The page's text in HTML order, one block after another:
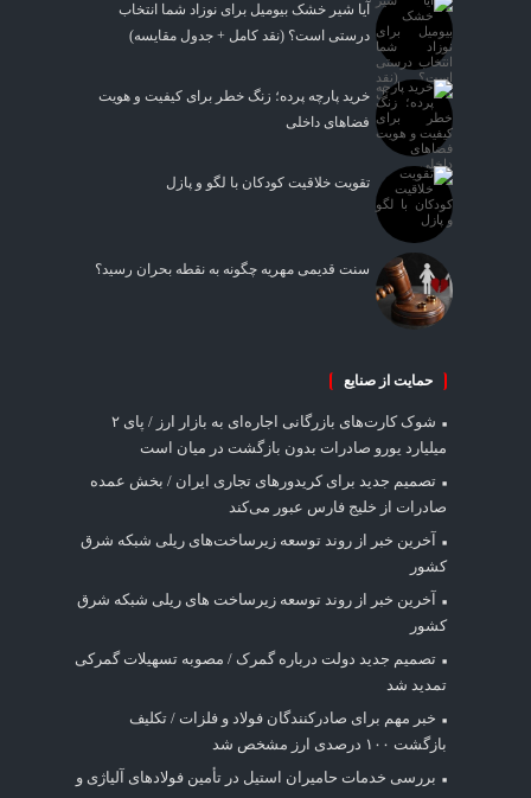
آیا شیر خشک بیومیل برای نوزاد شما انتخاب
درستی است؟ (نقد کامل + جدول مقایسه)
خرید پارچه پرده؛ زنگ خطر برای کیفیت و هویت
فضاهای داخلی
تقویت خلاقیت کودکان با لگو و پازل
سنت قدیمی مهریه چگونه به نقطه بحران رسید؟
حمایت از صنایع
شوک کارت‌های بازرگانی اجاره‌ای به بازار ارز / پای ۲
میلیارد یورو صادرات بدون بازگشت در میان است
تصمیم جدید برای کریدورهای تجاری ایران / بخش عمده
صادرات از خلیج فارس عبور می‌کند
آخرین خبر از روند توسعه زیرساخت‌های ریلی شبکه شرق
کشور
آخرین خبر از روند توسعه زیرساخت های ریلی شبکه شرق
کشور
تصمیم جدید دولت درباره گمرک / مصوبه تسهیلات گمرکی
تمدید شد
خبر مهم برای صادرکنندگان فولاد و فلزات / تکلیف
بازگشت ۱۰۰ درصدی ارز مشخص شد
بررسی خدمات حامیران استیل در تأمین فولادهای آلیاژی و